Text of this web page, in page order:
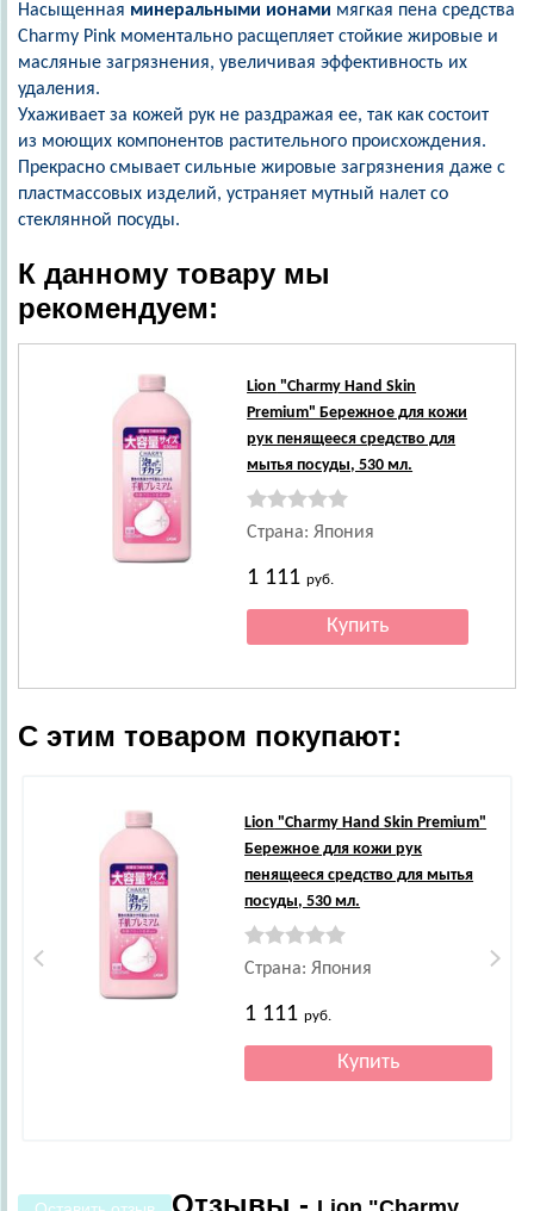
Насыщенная минеральными ионами мягкая пена средства
Charmy Pink моментально расщепляет стойкие жировые и
масляные загрязнения, увеличивая эффективность их
удаления.
Ухаживает за кожей рук не раздражая ее, так как состоит
из моющих компонентов растительного происхождения.
Прекрасно смывает сильные жировые загрязнения даже с
пластмассовых изделий, устраняет мутный налет со
стеклянной посуды.
К данному товару мы
рекомендуем:
Lion "Сharmy Hand Skin
Premium" Бережное для кожи
рук пенящееся средство для
мытья посуды, 530 мл.
Страна: Япония
1 111руб.
С этим товаром покупают:
Lion "Сharmy Hand Skin Premium"
Бережное для кожи рук
пенящееся средство для мытья
посуды, 530 мл.
Страна: Япония
1 111руб.
Отзывы -